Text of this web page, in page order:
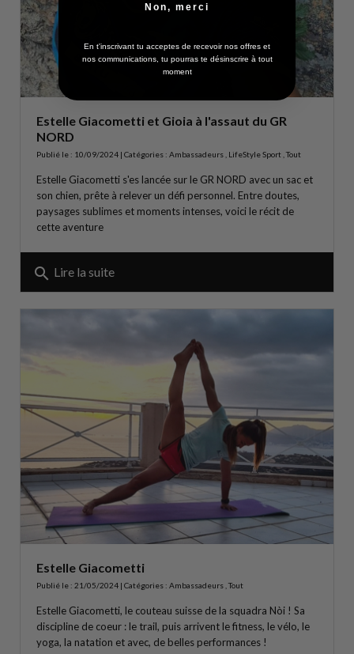
Estelle Giacometti et Gioia à l'assaut du GR
NORD
Publié le : 10/09/2024 | Catégories : Ambassadeurs LifeStyle Sport Tout
Estelle Giacometti s'es lancée sur le GR NORD avec un sac et
son chien, prête à relever un défi personnel. Entre doutes,
paysages sublimes et moments intenses, voici le récit de
cette aventure
search Lire la suite
Estelle Giacometti
Publié le : 21/05/2024 | Catégories : Ambassadeurs Tout
Estelle Giacometti, le couteau suisse de la squadra Nòi ! Sa
discipline de coeur : le trail, puis arrivent le fitness, le vélo, le
yoga, la natation et avec, de belles performances !
Non, merci
En t'inscrivant tu acceptes de recevoir nos offres et
nos communications, tu pourras te désinscrire à tout
moment